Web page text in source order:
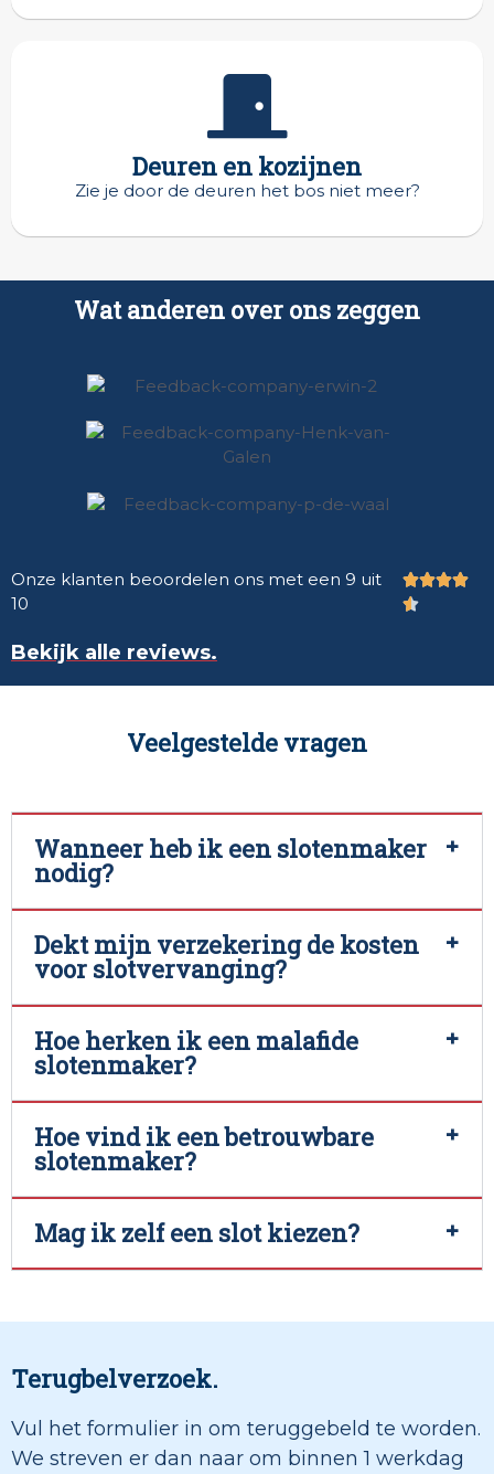
Deuren en kozijnen
Zie je door de deuren het bos niet meer?
Wat anderen over ons zeggen
Onze klanten beoordelen ons met een 9 uit
10


Bekijk alle reviews.
Veelgestelde vragen
Wanneer heb ik een slotenmaker
nodig?
Dekt mijn verzekering de kosten
voor slotvervanging?
Hoe herken ik een malafide
slotenmaker?
Hoe vind ik een betrouwbare
slotenmaker?
Mag ik zelf een slot kiezen?
Terugbelverzoek.
Vul het formulier in om teruggebeld te worden.
We streven er dan naar om binnen 1 werkdag